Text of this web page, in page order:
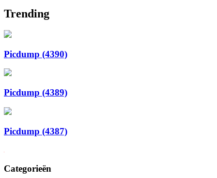
Trending
Picdump (4390)
Picdump (4389)
Picdump (4387)
Categorieën